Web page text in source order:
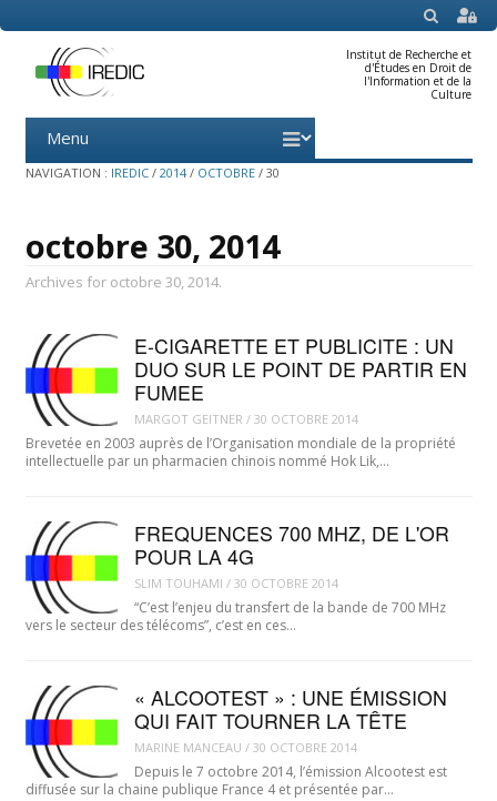
SEARCH
Institut de Recherche et
d'Études en Droit de
l'Information et de la
Culture
Menu
content
NAVIGATION : IREDIC / 2014 / OCTOBRE / 30
octobre 30, 2014
Archives for octobre 30, 2014.
E-CIGARETTE ET PUBLICITE : UN
DUO SUR LE POINT DE PARTIR EN
FUMEE
MARGOT GEITNER / 30 OCTOBRE 2014
Brevetée en 2003 auprès de l’Organisation mondiale de la propriété
intellectuelle par un pharmacien chinois nommé Hok Lik,…
FREQUENCES 700 MHZ, DE L'OR
POUR LA 4G
SLIM TOUHAMI / 30 OCTOBRE 2014
“C’est l’enjeu du transfert de la bande de 700 MHz
vers le secteur des télécoms”, c’est en ces…
« ALCOOTEST » : UNE ÉMISSION
QUI FAIT TOURNER LA TÊTE
MARINE MANCEAU / 30 OCTOBRE 2014
Depuis le 7 octobre 2014, l’émission Alcootest est
diffusée sur la chaine publique France 4 et présentée par…